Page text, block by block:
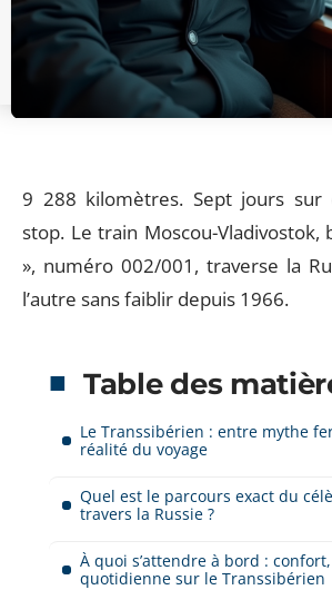
9 288 kilomètres. Sept jours sur
stop. Le train Moscou-Vladivostok,
», numéro 002/001, traverse la
l’autre sans faiblir depuis 1966.
Table des
Le Transsibérien : entre mythe
réalité du voyage
Quel est le parcours exact du
travers la Russie ?
À quoi s’attendre à bord :
quotidienne sur le Transsibérien